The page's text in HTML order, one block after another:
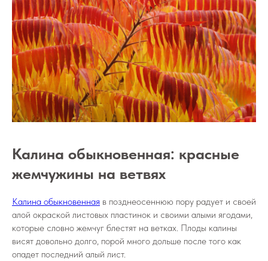
Калина обыкновенная: красные
жемчужины на ветвях
Калина обыкновенная в позднеосеннюю пору радует и своей
алой окраской листовых пластинок и своими алыми ягодами,
которые словно жемчуг блестят на ветках. Плоды калины
висят довольно долго, порой много дольше после того как
опадет последний алый лист.